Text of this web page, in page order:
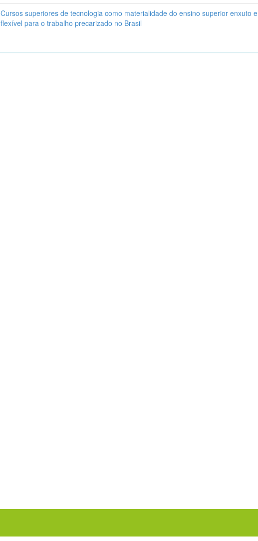
Cursos superiores de tecnologia como materialidade do ensino superior enxuto e
flexível para o trabalho precarizado no Brasil